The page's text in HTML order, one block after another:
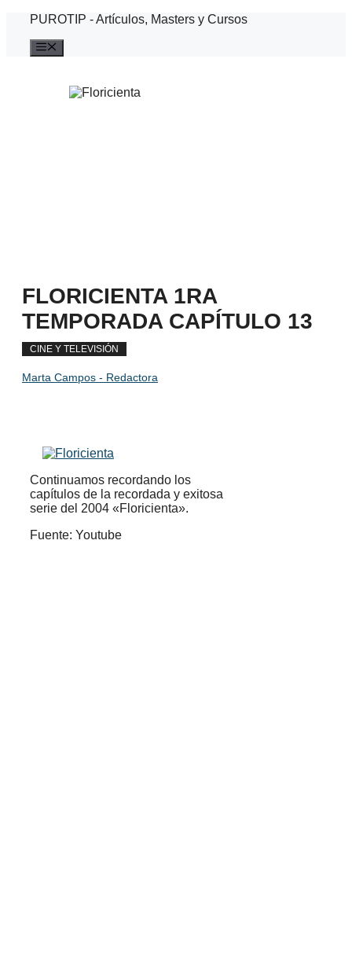
Saltar
contenido
PUROTIP - Artículos, Masters y Cursos
FLORICIENTA 1RA
TEMPORADA CAPÍTULO 13
CINE Y TELEVISIÓN
Marta Campos - Redactora
Continuamos recordando los
capítulos de la recordada y exitosa
serie del 2004 «Floricienta».
Fuente: Youtube